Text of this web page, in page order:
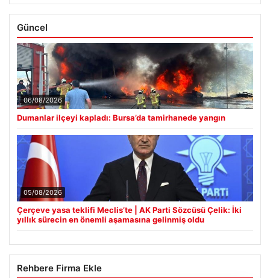
Güncel
06/08/2026
Dumanlar ilçeyi kapladı: Bursa’da tamirhanede yangın
05/08/2026
Çerçeve yasa teklifi Meclis’te | AK Parti Sözcüsü Çelik: İki
yıllık sürecin en önemli aşamasına gelinmiş oldu
Rehbere Firma Ekle